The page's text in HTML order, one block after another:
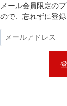
メール会員限定の
ので、忘れずに登録